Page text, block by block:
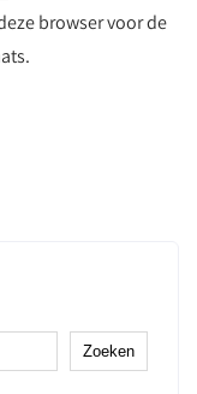
browser voor de
Zoeken